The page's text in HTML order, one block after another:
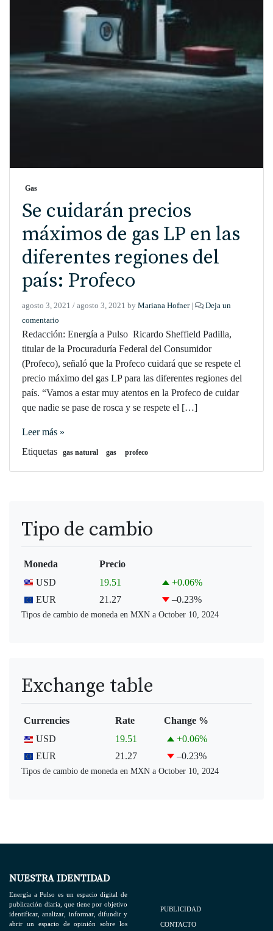
Gas
Se cuidarán precios
máximos de gas LP en las
diferentes regiones del
país: Profeco
agosto 3, 2021 / agosto 3, 2021 by Mariana Hofner|
Deja un
comentario
Redacción: Energía a Pulso Ricardo Sheffield Padilla,
titular de la Procuraduría Federal del Consumidor
(Profeco), señaló que la Profeco cuidará que se respete el
precio máximo del gas LP para las diferentes regiones del
país. “Vamos a estar muy atentos en la Profeco de cuidar
que nadie se pase de rosca y se respete el […]
Leer más »
Etiquetas
gas natural gas profeco
Tipo de cambio
Moneda
Precio
USD
19.51 +0.06%
EUR
21.27 –0.23%
Tipos de cambio de moneda en MXN a October 10, 2024
Exchange table
Currencies Rate
Change %
USD
19.51 +0.06%
EUR
21.27 –0.23%
Tipos de cambio de moneda en MXN a October 10, 2024
NUESTRA IDENTIDAD
Energía a Pulso es un espacio digital de
publicación diaria, que tiene por objetivo
identificar, analizar, informar, difundir y
abrir un espacio de opinión sobre los
PUBLICIDAD
CONTACTO